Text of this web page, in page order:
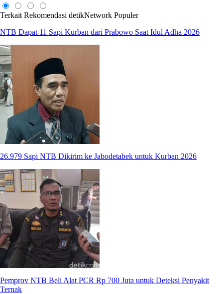
Terkait Rekomendasi detikNetwork Populer
NTB Dapat 11 Sapi Kurban dari Prabowo Saat Idul Adha 2026
26.979 Sapi NTB Dikirim ke Jabodetabek untuk Kurban 2026
Pemprov NTB Beli Alat PCR Rp 700 Juta untuk Deteksi Penyakit
Ternak